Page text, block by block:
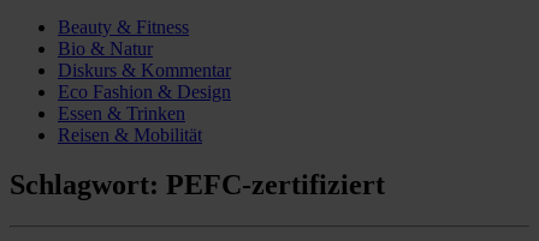
Beauty & Fitness
Bio & Natur
Diskurs & Kommentar
Eco Fashion & Design
Essen & Trinken
Reisen & Mobilität
Schlagwort: PEFC-zertifiziert